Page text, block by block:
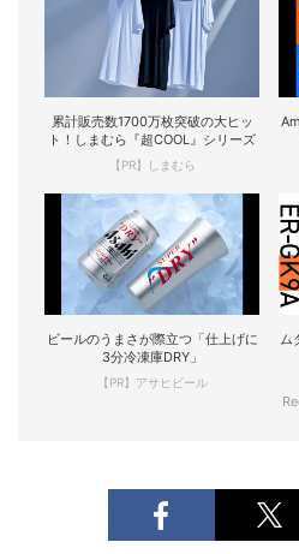
累計販売数1700万枚突破の大ヒッ
ト！しまむら『超COOL』シリーズ
【PR】しまむら
ビールのうまさが際立つ「仕上げに
3分冷凍庫DRY」
【PR】アサヒビール
ム